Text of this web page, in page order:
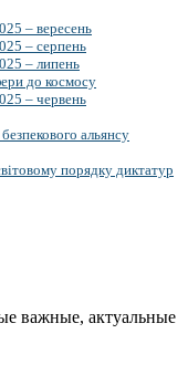
– вересень
– серпень
– липень
до космосу
– червень
альянсу
порядку диктатур
важные, актуальные